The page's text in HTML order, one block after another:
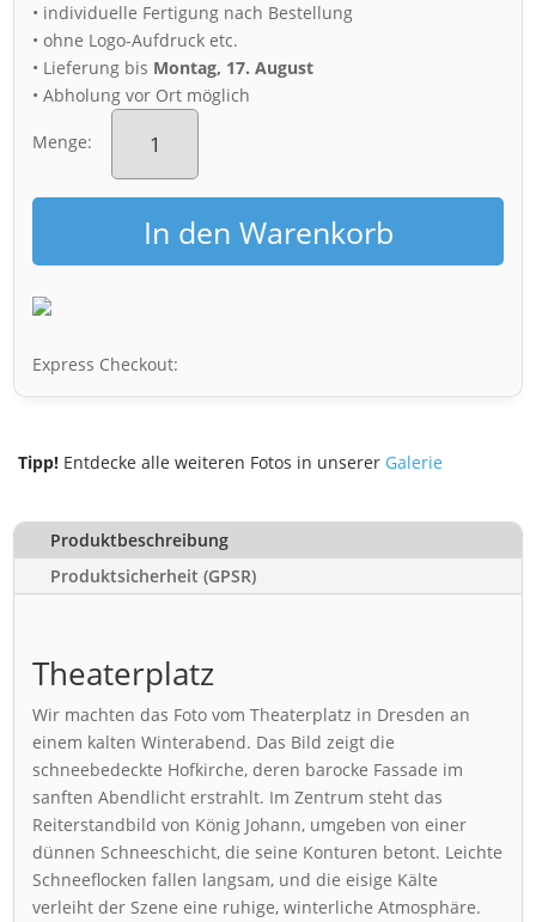
• individuelle Fertigung nach Bestellung
• ohne Logo-Aufdruck etc.
• Lieferung bis Montag, 17. August
• Abholung vor Ort möglich
Menge:
Poster
(01172)
Menge
In den Warenkorb
Express Checkout:
Tipp! Entdecke alle weiteren Fotos in unserer Galerie
Produktbeschreibung
Produktsicherheit (GPSR)
Theaterplatz
Wir machten das Foto vom Theaterplatz in Dresden an
einem kalten Winterabend. Das Bild zeigt die
schneebedeckte Hofkirche, deren barocke Fassade im
sanften Abendlicht erstrahlt. Im Zentrum steht das
Reiterstandbild von König Johann, umgeben von einer
dünnen Schneeschicht, die seine Konturen betont. Leichte
Schneeflocken fallen langsam, und die eisige Kälte
verleiht der Szene eine ruhige, winterliche Atmosphäre.